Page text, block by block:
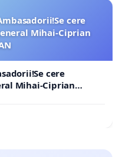
cere
Mihai-Ciprian
cere
Mihai-Ciprian